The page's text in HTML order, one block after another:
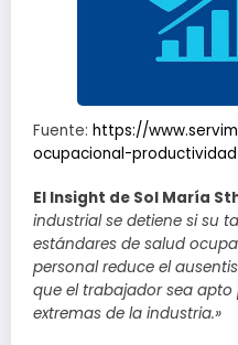
Fuente: https://
ocupacional-
El Insight de Sol María
industrial se detiene si su
estándares de salud
personal reduce el
que el trabajador sea
extremas de la industria.»